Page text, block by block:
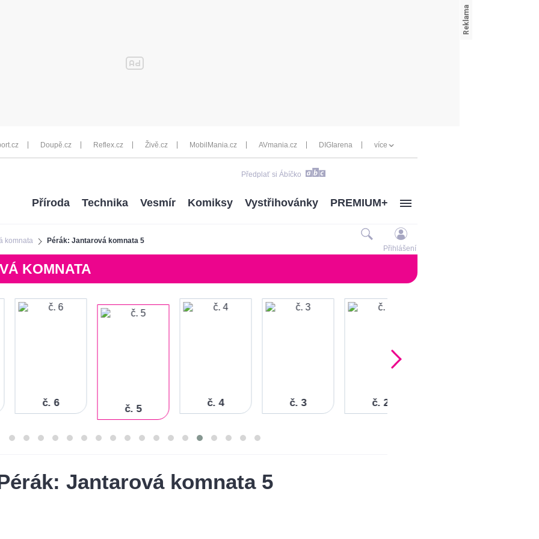
Doupě.cz Reflex.cz Živě.cz MobilMania.cz AVmania.cz DIGIarena více
Předplať si Ábíčko
komnata Pérák: Jantarová komnata 5
Příroda Technika Vesmír Komiksy Vystřihovánky PREMIUM+
Přihlášení
KOMNATA
č. 6
č. 5
č. 4 č. 3 č. 2
Jantarová komnata 5